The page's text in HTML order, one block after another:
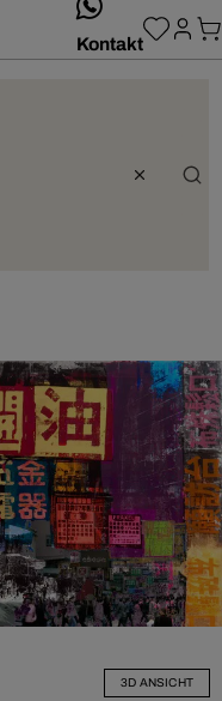
Kontakt
3D ANSICHT